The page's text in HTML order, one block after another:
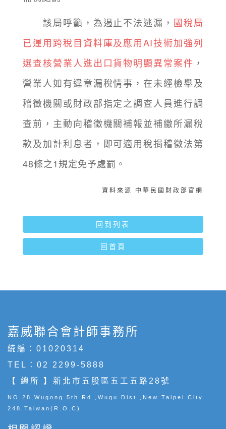
該局呼籲，為遏止不法逃漏， 國稅局
已運用跨稅目資料庫及應用AI技術加強列
選查核營業人進出口貨物明顯異常案件 ，
營業人如有違章漏稅情事，在未經檢舉及
稽徵機關或財政部指定之調查人員進行調
查前，主動向稽徵機關補報並補繳所漏稅
款及加計利息者，即可適用稅捐稽徵法第
48條之1規定免予處罰。
資料來源 中華民國財政部官網
回到列表
回首頁
嘉威聯合會計師事務所
統編：01020314
TEL： 02 2299-5888
【 總所 】新北市五股區五工五路28號
NO.28,Wugong 5th Rd.,Wugu Dist.,New Taipei City
248,Taiwan(R.O.C)